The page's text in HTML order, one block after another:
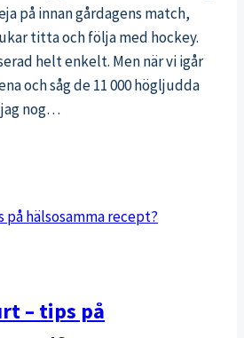
på innan gårdagens match,
titta och följa med hockey.
helt enkelt. Men när vi igår
och såg de 11 000 högljudda
jag nog…
– tips på